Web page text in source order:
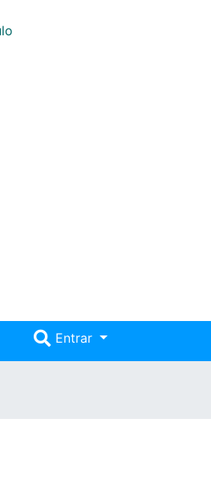
Entrar